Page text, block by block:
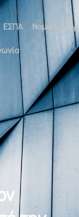
ΕΣΠΑ Νομικές